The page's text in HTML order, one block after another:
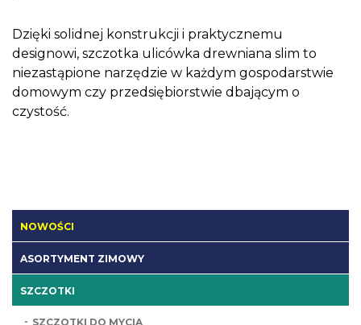
NOWOŚCI
ASORTYMENT ZIMOWY
SZCZOTKI
SZCZOTKI DO MYCIA
Dzięki solidnej konstrukcji i praktycznemu
designowi, szczotka ulicówka drewniana slim to
niezastąpione narzędzie w każdym gospodarstwie
domowym czy przedsiębiorstwie dbającym o
czystość.